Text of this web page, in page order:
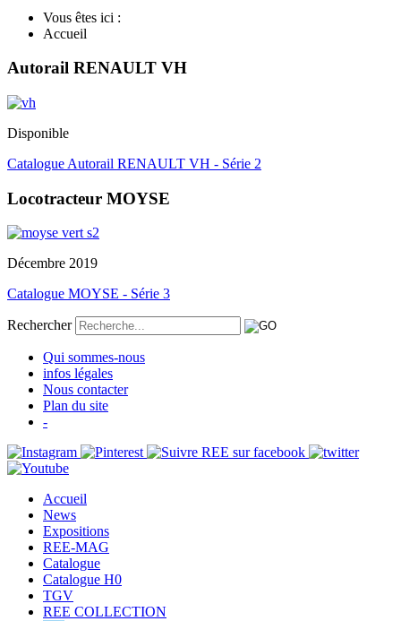
Vous êtes ici :
Accueil
Autorail RENAULT VH
Disponible
Catalogue Autorail RENAULT VH - Série 2
Locotracteur MOYSE
Décembre 2019
Catalogue MOYSE - Série 3
Rechercher
Qui sommes-nous
infos légales
Nous contacter
Plan du site
-
Accueil
News
Expositions
REE-MAG
Catalogue
Catalogue H0
TGV
REE COLLECTION